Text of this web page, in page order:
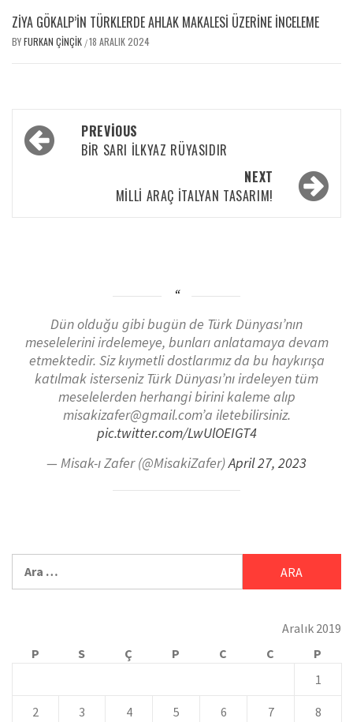
ZIYA GÖKALP’IN TÜRKLERDE AHLAK MAKALESI ÜZERINE İNCELEME
BYFURKAN ÇINÇIK /18 ARALIK 2024
PREVIOUS
BIR SARI İLKYAZ RÜYASIDIR
NEXT
MİLLİ ARAÇ İTALYAN TASARIM!
Dün olduğu gibi bugün de Türk Dünyası’nın
meselelerini irdelemeye, bunları anlatamaya devam
etmektedir. Siz kıymetli dostlarımız da bu haykırışa
katılmak isterseniz Türk Dünyası’nı irdeleyen tüm
meselelerden herhangi birini kaleme alıp
misakizafer@gmail.com’a iletebilirsiniz.
pic.twitter.com/LwUlOEIGT4
— Misak-ı Zafer (@MisakiZafer)April 27, 2023
Aralık 2019
P
S Ç P C C
P
1
2 3 4 5 6 7 8